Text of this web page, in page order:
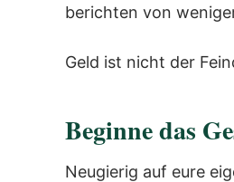
berichten von
Geld ist nicht der
Beginne das
Neugierig auf eure